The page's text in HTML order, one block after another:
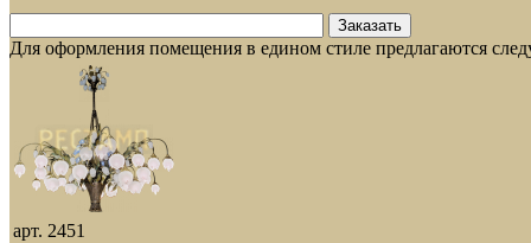
Для оформления помещения в едином стиле предлагаются
арт. 2451